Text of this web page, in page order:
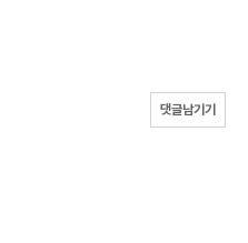
댓글남기기